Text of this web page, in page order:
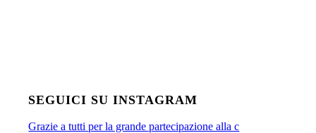
SEGUICI SU INSTAGRAM
Grazie a tutti per la grande partecipazione alla c